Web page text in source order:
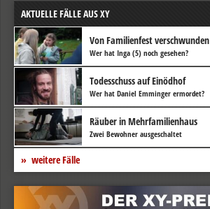
AKTUELLE FÄLLE AUS XY
Von Familienfest verschwunden
Wer hat Inga (5) noch gesehen?
Todesschuss auf Einödhof
Wer hat Daniel Emminger ermordet?
Räuber in Mehrfamilienhaus
Zwei Bewohner ausgeschaltet
weitere Fälle